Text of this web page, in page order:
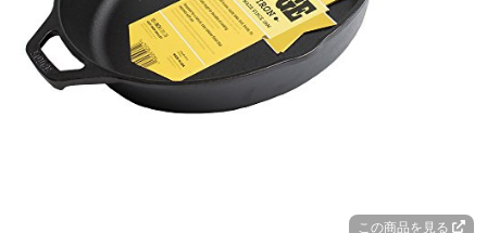
この商品を見る